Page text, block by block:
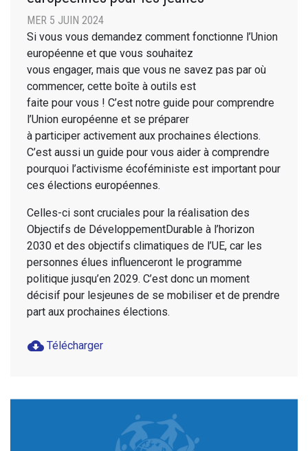
MER 5 JUIN 2024
Si vous vous demandez comment fonctionne l’Union
européenne et que vous souhaitez
vous engager, mais que vous ne savez pas par où
commencer, cette boîte à outils est
faite pour vous ! C’est notre guide pour comprendre
l’Union européenne et se préparer
à participer activement aux prochaines élections.
C’est aussi un guide pour vous aider à comprendre
pourquoi l’activisme écoféministe est important pour
ces élections européennes.
Celles-ci sont cruciales pour la réalisation des
Objectifs de DéveloppementDurable à l’horizon
2030 et des objectifs climatiques de l’UE, car les
personnes élues influenceront le programme
politique jusqu’en 2029. C’est donc un moment
décisif pour lesjeunes de se mobiliser et de prendre
part aux prochaines élections.
cloud_download Télécharger